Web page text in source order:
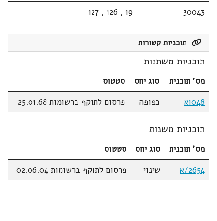
30043
19
,
126
,
127
תוכניות קשורות
תוכניות משתנות
מס' תוכנית סוג יחס
סטטוס
1048א
כפופה פרסום לתוקף ברשומות 25.01.68
תוכניות משנות
מס' תוכנית סוג יחס
סטטוס
2654/א
שינוי פרסום לתוקף ברשומות 02.06.04